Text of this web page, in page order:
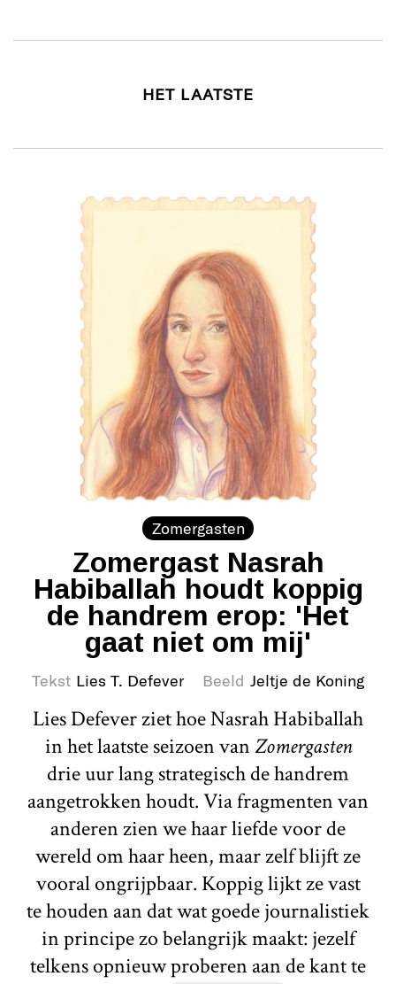
HET LAATSTE
Zomergasten
Zomergast Nasrah
Habiballah houdt koppig
de handrem erop: 'Het
gaat niet om mij'
Tekst Lies T. Defever Beeld Jeltje de Koning
Lies Defever ziet hoe Nasrah Habiballah
in het laatste seizoen vanZomergasten
drie uur lang strategisch de handrem
aangetrokken houdt. Via fragmenten van
anderen zien we haar liefde voor de
wereld om haar heen, maar zelf blijft ze
vooral ongrijpbaar. Koppig lijkt ze vast
te houden aan dat wat goede journalistiek
in principe zo belangrijk maakt: jezelf
telkens opnieuw proberen aan de kant te